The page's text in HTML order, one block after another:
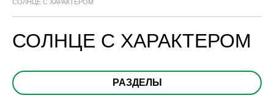
СОЛНЦЕ С ХАРАКТЕРОМ
СОЛНЦЕ С ХАРАКТЕРОМ
РАЗДЕЛЫ